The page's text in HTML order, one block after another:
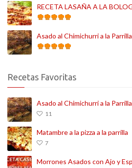
RECETA LASAÑA A LA
Asado al Chimichurri a la Parrilla
Recetas Favoritas
Asado al Chimichurri a la Parrilla
11
Matambre a la pizza a la parrilla
7
Morrones Asados con Ajo y